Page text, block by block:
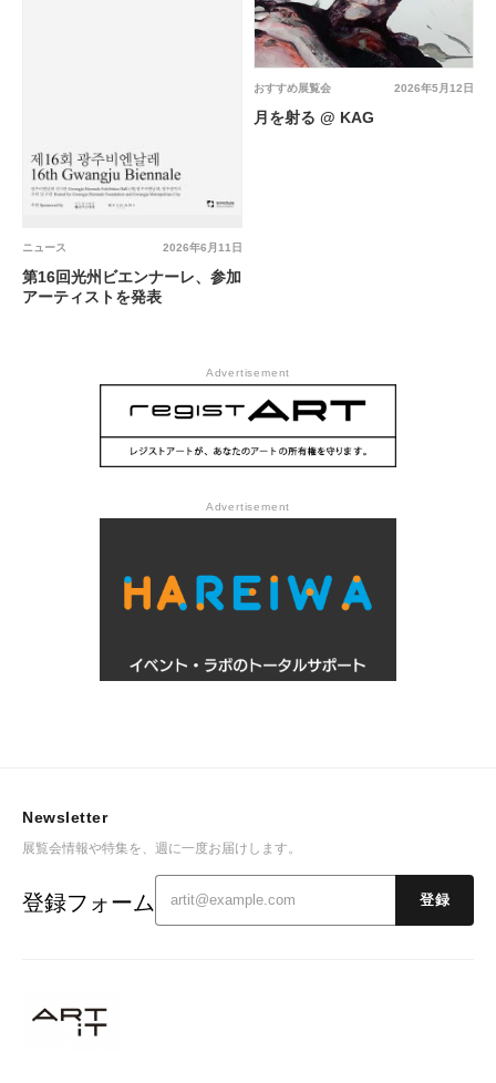
2026年6月11日
ニュース
第16回光州ビエンナーレ、参加
アーティストを発表
2026年5月12日
おすすめ展覧会
月を射る @ KAG
Advertisement
Advertisement
Newsletter
展覧会情報や特集を、週に一度お届けします。
登録フォーム 登録